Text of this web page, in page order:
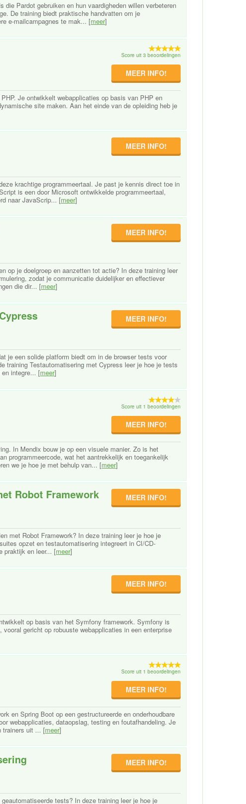
Pardot gebruiken en hun vaardigheden willen verbeteren
De training biedt praktische handvatten om je
e-mailcampagnes te mak... [meer]
Score uit 3 beoordelingen
MEER INFO!
Je ontwikkelt webapplicaties op basis van PHP en
site maken. Aan het einde van de opleiding heb je
MEER INFO!
krachtige programmeertaal. Je past je kennis direct toe in
is een door Microsoft ontwikkelde programmeertaal,
naar JavaScrip... [meer]
MEER INFO!
op je doelgroep en aanzetten tot actie? In deze training leer
zodat je communicatie duidelijker en effectiever
die dir... [meer]
MEER INFO!
je een solide platform biedt om in de browser tests voor
training Testautomatisering met Cypress leer je hoe je tests
integre... [meer]
Score uit 1 beoordelingen
MEER INFO!
In Mendix bouw je op een visuele manier. Zo is het
programmeercode, wat het aantrekkelijk en toegankelijk
we je hoe je met behulp van... [meer]
Robot Framework MEER INFO!
met Robot Framework? In deze training leer je hoe je
opzet en testautomatisering integreert in CI/CD-
praktijk en leer... [meer]
MEER INFO!
op basis van het Symfony framework. Symfony is
gericht op robuuste webapplicaties in een enterprise
Score uit 1 beoordelingen
MEER INFO!
en Spring Boot op een gestructureerde en onderhoudbare
webapplicaties, dataopslag, testing en foutafhandeling. Je
trainers uit ... [meer]
MEER INFO!
tests? In deze training leer je hoe je